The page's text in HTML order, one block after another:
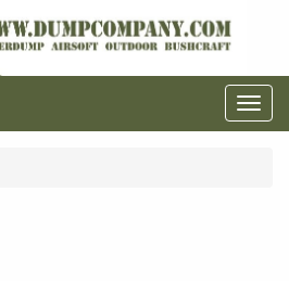
Menu